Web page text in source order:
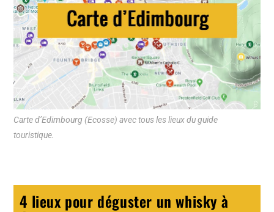
Carte d’Edimbourg (Ecosse) avec tous les lieux du guide
touristique.
4 lieux pour déguster un whisky à